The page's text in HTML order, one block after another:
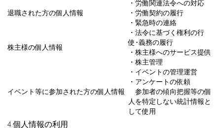
退職された方の個人情報
・労働関連法令への対応
・労働契約の履行
・緊急時の連絡
株主様の個人情報
・法令に基づく権利の行
使･義務の履行
・株主様へのサービス提供
・株主管理
イベント等に参加された方の個人情報
・イベントの管理運営
・アンケートの依頼
参加者の傾向把握等の個
人を特定しない統計情報と
して使用
4.個人情報の利用